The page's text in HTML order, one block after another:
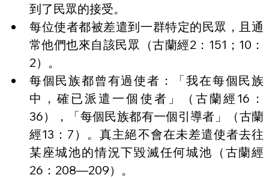
到了民眾的接受。
每位使者都被差遣到一群特定的民眾，且通
常他們也來自該民眾（古蘭經2：151；10：
2）。
每個民族都曾有過使者：「我在每個民族
中，確已派遣一個使者」（古蘭經16：
36），「每個民族都有一個引導者」（古蘭
經13：7）。真主絕不會在未差遣使者去往
某座城池的情況下毀滅任何城池（古蘭經
26：208—209）。